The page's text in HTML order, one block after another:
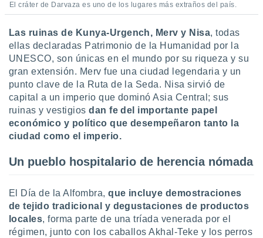
El cráter de Darvaza es uno de los lugares más extraños del país.
Las ruinas de Kunya-Urgench, Merv y Nisa, todas
ellas declaradas Patrimonio de la Humanidad por la
UNESCO, son únicas en el mundo por su riqueza y su
gran extensión. Merv fue una ciudad legendaria y un
punto clave de la Ruta de la Seda. Nisa sirvió de
capital a un imperio que dominó Asia Central; sus
ruinas y vestigiosdan fe del importante papel
económico y político que desempeñaron tanto la
ciudad como el imperio.
Un pueblo hospitalario de herencia nómada
El Día de la Alfombra,que incluye demostraciones
de tejido tradicional y degustaciones de productos
locales, forma parte de una tríada venerada por el
régimen, junto con los caballos Akhal-Teke y los perros